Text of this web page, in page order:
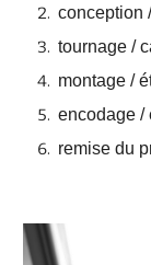
conception
tournage /
montage /
encodage /
remise du